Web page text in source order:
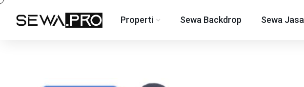
Properti Sewa Backdrop Sewa Jasa